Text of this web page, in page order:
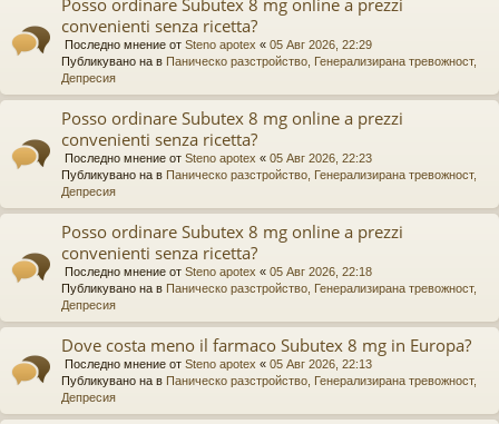
convenienti senza ricetta?
Последно мнение от Steno apotex « 05 Авг 2026, 22:29
Публикувано на в Паническо разстройство, Генерализирана тревожност,
Депресия
Posso ordinare Subutex 8 mg online a prezzi
convenienti senza ricetta?
Последно мнение от Steno apotex « 05 Авг 2026, 22:23
Публикувано на в Паническо разстройство, Генерализирана тревожност,
Депресия
Posso ordinare Subutex 8 mg online a prezzi
convenienti senza ricetta?
Последно мнение от Steno apotex « 05 Авг 2026, 22:18
Публикувано на в Паническо разстройство, Генерализирана тревожност,
Депресия
Dove costa meno il farmaco Subutex 8 mg in Europa?
Последно мнение от Steno apotex « 05 Авг 2026, 22:13
Публикувано на в Паническо разстройство, Генерализирана тревожност,
Депресия